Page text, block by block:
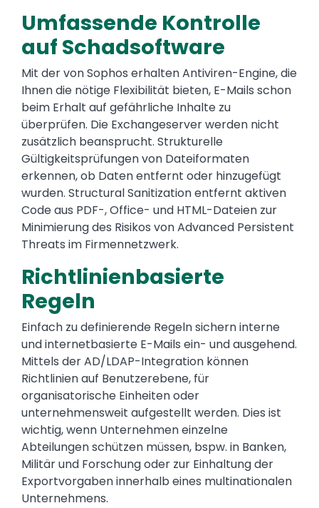
Umfassende Kontrolle
auf Schadsoftware
Mit der von Sophos erhalten Antiviren-Engine, die
Ihnen die nötige Flexibilität bieten, E-Mails schon
beim Erhalt auf gefährliche Inhalte zu
überprüfen. Die Exchangeserver werden nicht
zusätzlich beansprucht. Strukturelle
Gültigkeitsprüfungen von Dateiformaten
erkennen, ob Daten entfernt oder hinzugefügt
wurden. Structural Sanitization entfernt aktiven
Code aus PDF-, Office- und HTML-Dateien zur
Minimierung des Risikos von Advanced Persistent
Threats im Firmennetzwerk.
Richtlinienbasierte
Regeln
Einfach zu definierende Regeln sichern interne
und internetbasierte E-Mails ein- und ausgehend.
Mittels der AD/LDAP-Integration können
Richtlinien auf Benutzerebene, für
organisatorische Einheiten oder
unternehmensweit aufgestellt werden. Dies ist
wichtig, wenn Unternehmen einzelne
Abteilungen schützen müssen, bspw. in Banken,
Militär und Forschung oder zur Einhaltung der
Exportvorgaben innerhalb eines multinationalen
Unternehmens.